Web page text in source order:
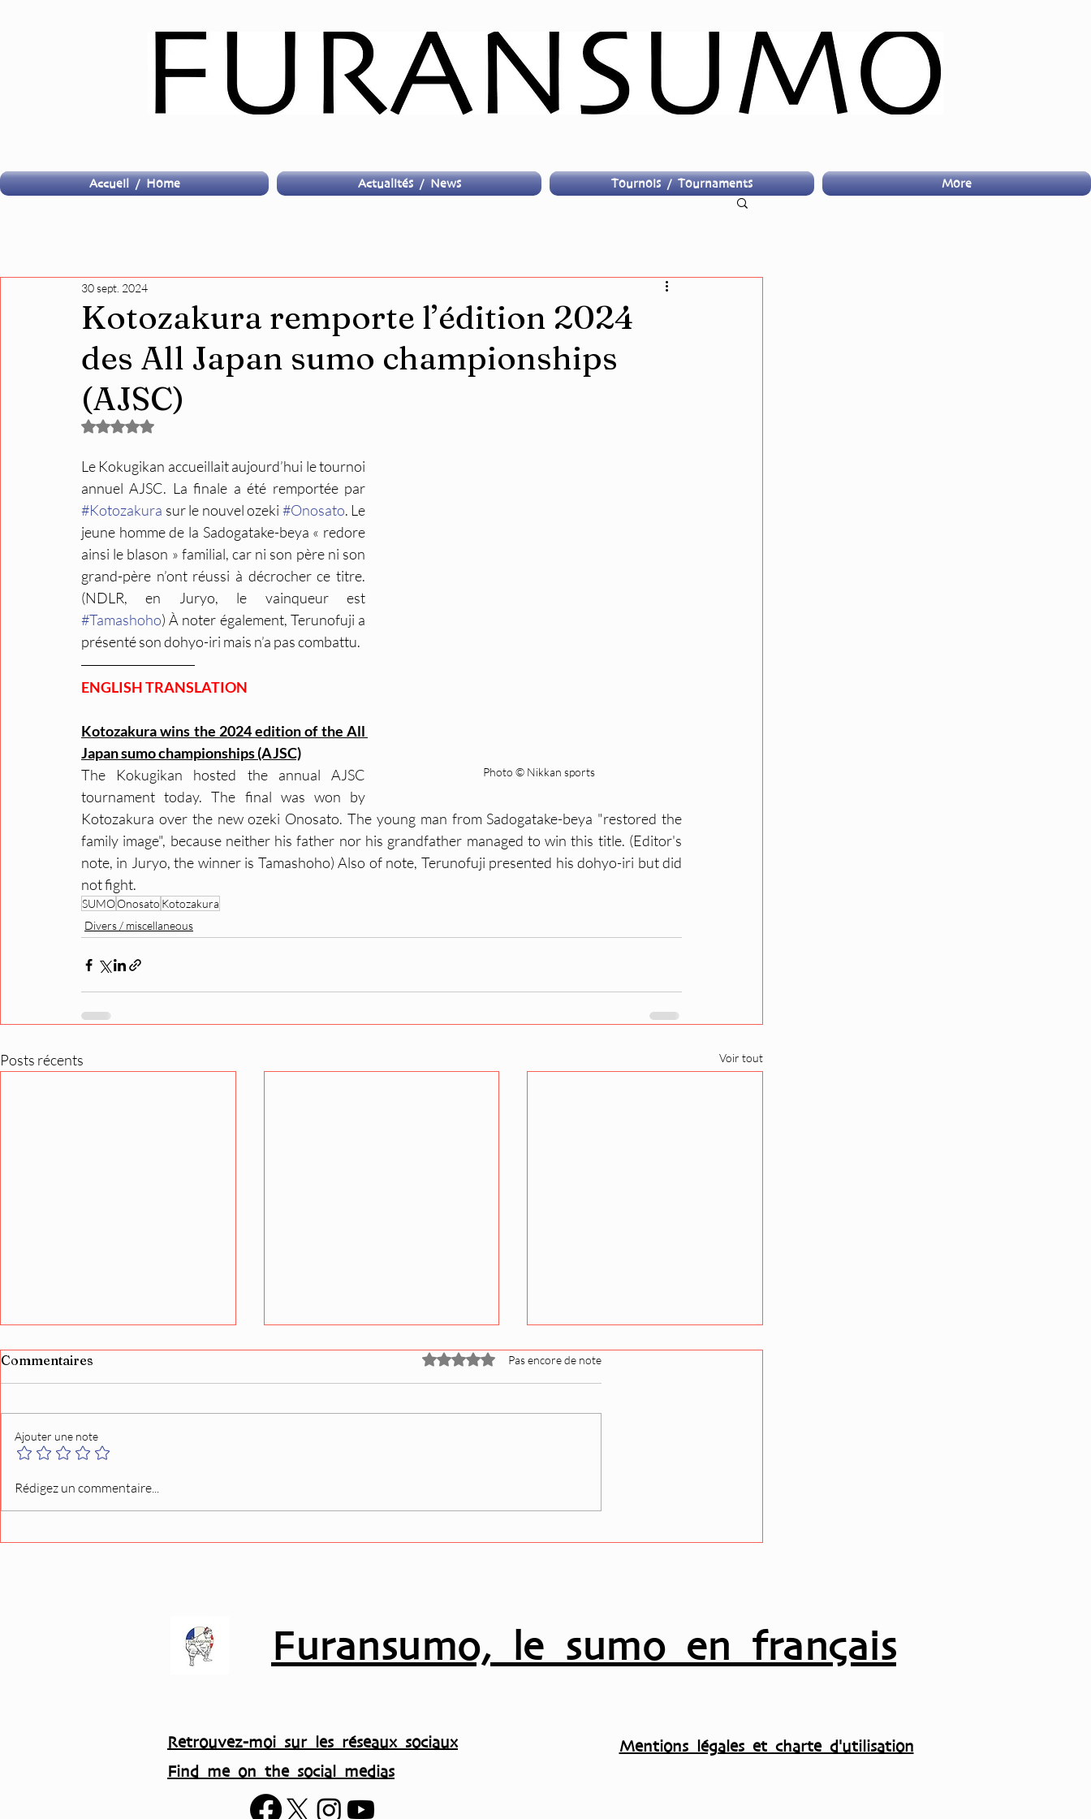
Accueil / Home Actualités / News Tournois / Tournaments More
Kotozakura remporte l’édition 2024
des All Japan sumo championships
(AJSC)
30 sept. 2024
Noté NaN étoiles sur 5.
Photo © Nikkan sports
Le Kokugikan accueillait aujourd’hui le tournoi
#Kotozakura sur le nouvel ozeki #Onosato. Le
jeune homme de la Sadogatake-beya « redore
ainsi le blason » familial, car ni son père ni son
grand-père n’ont réussi à décrocher ce titre.
#Tamashoho) À noter également, Terunofuji a
présenté son dohyo-iri mais n’a pas combattu.
ENGLISH TRANSLATION
Kotozakura wins the 2024 edition of the All
Japan sumo championships (AJSC)
The Kokugikan hosted the annual AJSC
tournament today. The final was won by
Kotozakura over the new ozeki Onosato. The young man from Sadogatake-beya "restored the
family image", because neither his father nor his grandfather managed to win this title. (Editor's
note, in Juryo, the winner is Tamashoho) Also of note, Terunofuji presented his dohyo-iri but did
not fight.
SUMOOnosato Kotozakura
Divers / miscellaneous
Posts récents Voir tout
Nicholas Tarasenko (Eisei)
du sumo
basho en septembre…
Commentaires Noté 0 étoile sur 5.Pas encore de note
Ajouter une note
Rédigez un commentaire...
Furansumo, le sumo en français
Retrouvez-moi sur les réseaux sociaux
Find me on the social medias
Mentions légales et charte d'utilisation